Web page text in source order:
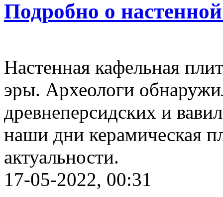
Подробно о
Настенная кафельная
эры. Археологи
древнеперсидских и
наши дни керамическая
актуальности.
17-05-2022, 00:31